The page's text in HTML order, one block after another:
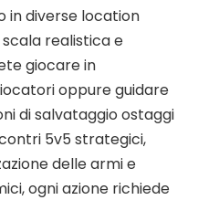
in diverse location
realistica e
giocare in
oppure guidare
di salvataggio ostaggi
5v5 strategici,
delle armi e
ogni azione richiede